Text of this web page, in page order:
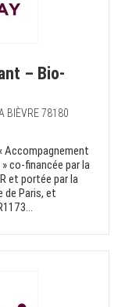
– Bio-
BIÈVRE 78180
Accompagnement
co-financée par la
et portée par la
de Paris, et